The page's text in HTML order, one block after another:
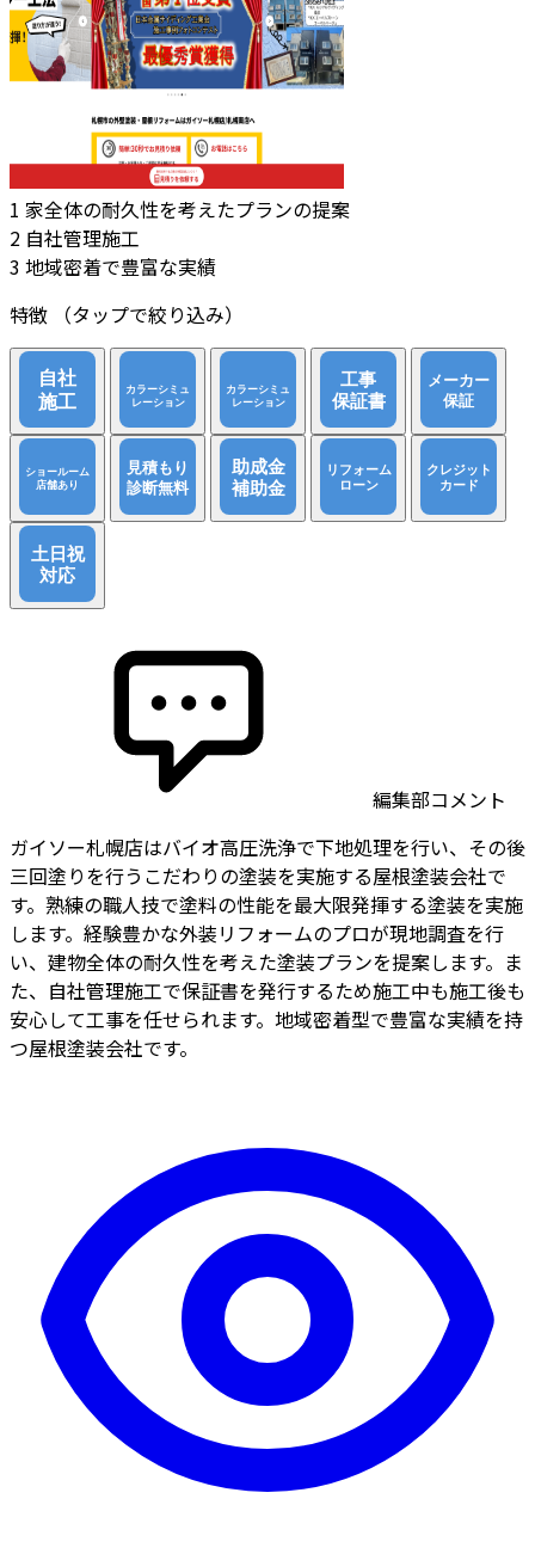
1 家全体の耐久性を考えたプランの提案
2 自社管理施工
3 地域密着で豊富な実績
特徴
（タップで絞り込み）
編集部コメント
ガイソー札幌店はバイオ高圧洗浄で下地処理を行い、その後
三回塗りを行うこだわりの塗装を実施する屋根塗装会社で
す。熟練の職人技で塗料の性能を最大限発揮する塗装を実施
します。経験豊かな外装リフォームのプロが現地調査を行
い、建物全体の耐久性を考えた塗装プランを提案します。ま
た、自社管理施工で保証書を発行するため施工中も施工後も
安心して工事を任せられます。地域密着型で豊富な実績を持
つ屋根塗装会社です。